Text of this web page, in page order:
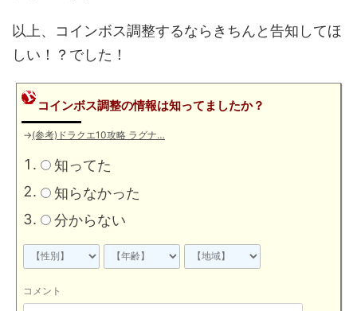
以上、コインボス調整するならきちんと告知してほ
しい！？でした！
コインボス調整の情報は知ってましたか？
→(参考)ドラクエ10攻略 ラグナ…
知ってた
知らなかった
分からない
コメント